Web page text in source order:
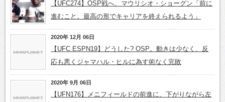
【UFC274】OSP戦へ、マウリシオ・ショーグン「前に
進むこと。最高の形でキャリアを終えられるよう」
2020年 12月 06日
【UFC ESPN19】どうした? OSP。動きは少なく、反
応も悪くジャマハル・ヒルに為す術なく完敗
2020年 9月 06日
【UFN176】メニフィールドの前進に、下がりながら左